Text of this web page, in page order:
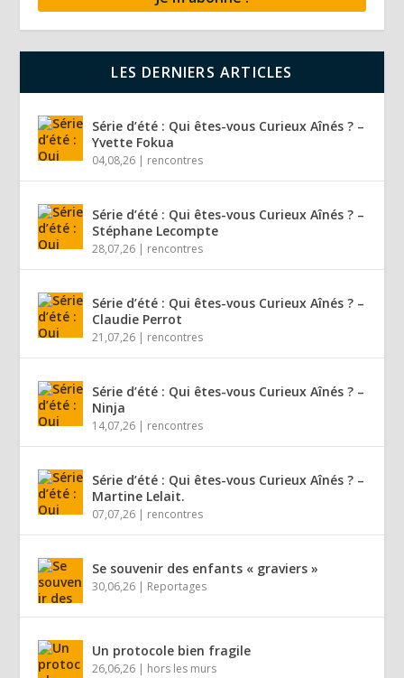
LES DERNIERS ARTICLES
Série d’été : Qui êtes-vous Curieux Aînés ? –
Yvette Fokua
04,08,26 | rencontres
Série d’été : Qui êtes-vous Curieux Aînés ? –
Stéphane Lecompte
28,07,26 | rencontres
Série d’été : Qui êtes-vous Curieux Aînés ? –
Claudie Perrot
21,07,26 | rencontres
Série d’été : Qui êtes-vous Curieux Aînés ? –
Ninja
14,07,26 | rencontres
Série d’été : Qui êtes-vous Curieux Aînés ? –
Martine Lelait.
07,07,26 | rencontres
Se souvenir des enfants « graviers »
30,06,26 | Reportages
Un protocole bien fragile
26,06,26 | hors les murs